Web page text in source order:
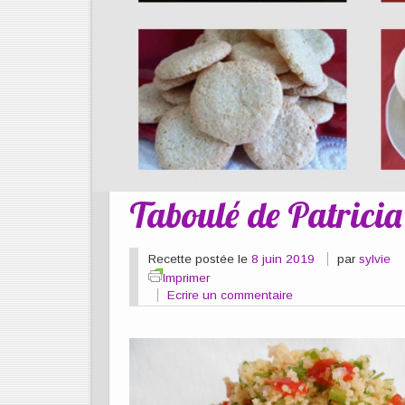
Taboulé de Patricia
Recette postée le 8 juin 2019 parsylvie
Imprimer
Ecrire un commentaire